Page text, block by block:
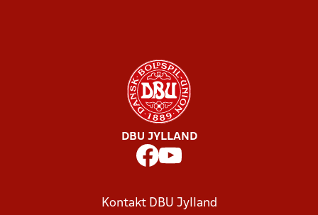
DBU JYLLAND
Kontakt DBU Jylland